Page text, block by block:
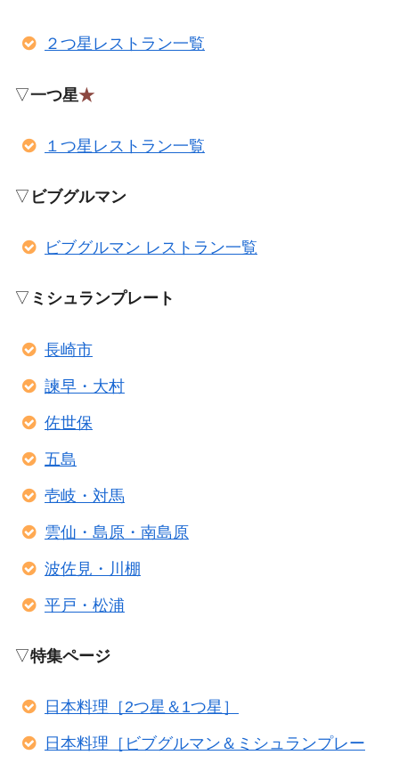
２つ星レストラン一覧
▽一つ星★
１つ星レストラン一覧
▽ ビブグルマン
ビブグルマン レストラン一覧
▽ ミシュランプレート
長崎市
諫早・大村
佐世保
五島
壱岐・対馬
雲仙・島原・南島原
波佐見・川棚
平戸・松浦
▽特集ページ
日本料理［2つ星＆1つ星］
日本料理［ビブグルマン＆ミシュランプレー